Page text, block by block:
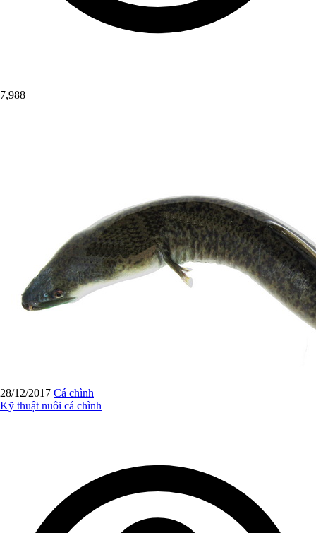
7,988
28/12/2017 Cá chình
Kỹ thuật nuôi cá chình